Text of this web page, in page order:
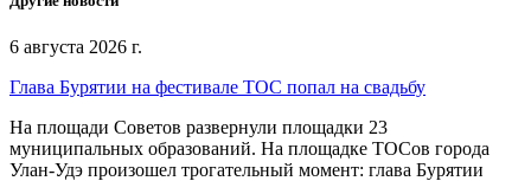
6 августа 2026 г.
Глава Бурятии на фестивале ТОС попал на свадьбу
На площади Советов развернули площадки 23
муниципальных образований. На площадке ТОСов города
Улан-Удэ произошел трогательный момент: глава Бурятии